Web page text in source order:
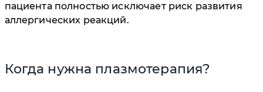
пациента полностью исключает риск развития
аллергических реакций.
Когда нужна плазмотерапия?